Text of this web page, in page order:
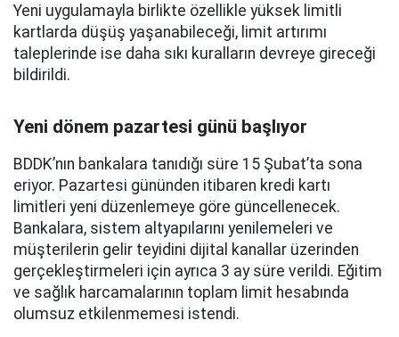
Yeni uygulamayla birlikte özellikle yüksek limitli
kartlarda düşüş yaşanabileceği, limit artırımı
taleplerinde ise daha sıkı kuralların devreye gireceği
bildirildi.
Yeni dönem pazartesi günü başlıyor
BDDK’nın bankalara tanıdığı süre 15 Şubat’ta sona
eriyor. Pazartesi gününden itibaren kredi kartı
limitleri yeni düzenlemeye göre güncellenecek.
Bankalara, sistem altyapılarını yenilemeleri ve
müşterilerin gelir teyidini dijital kanallar üzerinden
gerçekleştirmeleri için ayrıca 3 ay süre verildi. Eğitim
ve sağlık harcamalarının toplam limit hesabında
olumsuz etkilenmemesi istendi.